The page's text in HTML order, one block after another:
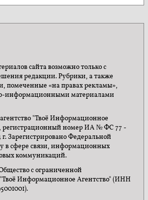
сайта возможно только с
редакции. Рубрики, а также
помеченные «на правах рекламы»,
информационными материалами
"Твоё Информационное
регистрационный номер ИА № ФС 77 -
г. Зарегистрировано Федеральной
в сфере связи, информационных
коммуникаций.
с ограниченной
"Твоё Информационное Агентство" (ИНН